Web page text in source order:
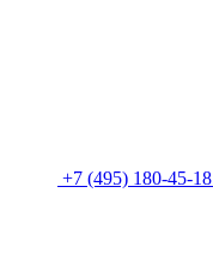
+7 (495) 180-45-18